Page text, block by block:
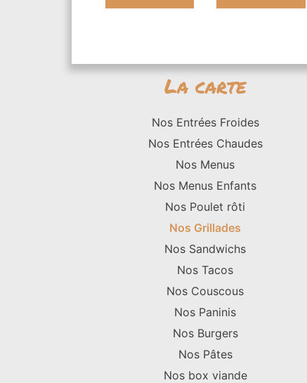
La carte
Nos Entrées Froides
Nos Entrées Chaudes
Nos Menus
Nos Menus Enfants
Nos Poulet rôti
Nos Grillades
Nos Sandwichs
Nos Tacos
Nos Couscous
Nos Paninis
Nos Burgers
Nos Pâtes
Nos box viande